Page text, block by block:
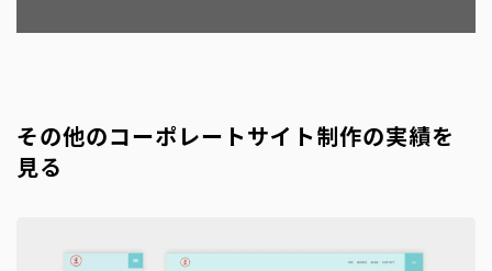
その他のコーポレートサイト制作の実績を
見る